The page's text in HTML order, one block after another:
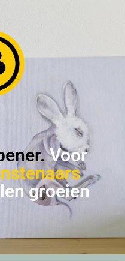
Voor
groeien